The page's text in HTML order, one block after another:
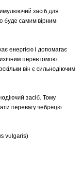
засіб для
буде самим вірним
енергією і допомагає
перевтомою.
він є сильнодіючим
засіб. Тому
перевагу чебрецю
vulgaris)